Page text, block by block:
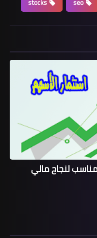
لنجاح مالي